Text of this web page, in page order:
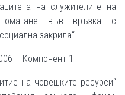
на служителите на
във връзка с
закрила“
– Компонент 1
на човешките ресурси“